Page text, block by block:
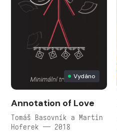
Vydáno
Annotation of Love
Tomáš Basovník a Martin
Hoferek — 2018